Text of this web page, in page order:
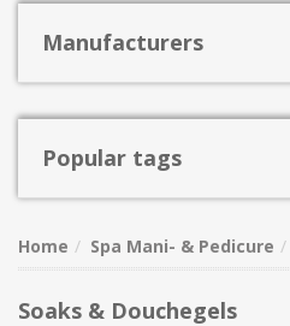
Manufacturers
Popular tags
Home Spa Mani- & Pedicure
Soaks & Douchegels